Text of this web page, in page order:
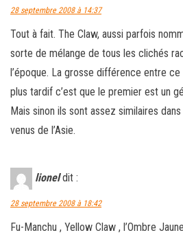
28 septembre 2008 à 14:37
Tout à fait. The Claw, aussi parfois
sorte de mélange de tous les clichés
l’époque. La grosse différence entre
plus tardif c’est que le premier est un
Mais sinon ils sont assez similaires
venus de l’Asie.
lionel dit :
28 septembre 2008 à 18:42
Fu-Manchu , Yellow Claw , l’Ombre